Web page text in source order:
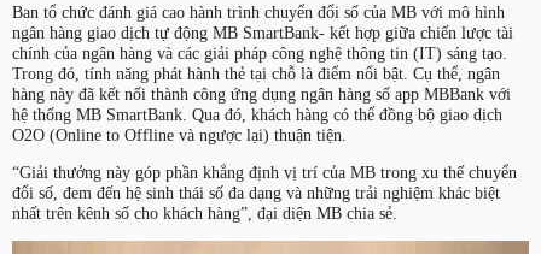
Ban tổ chức đánh giá cao hành trình chuyển đổi số của MB với mô hình
ngân hàng giao dịch tự động MB SmartBank- kết hợp giữa chiến lược tài
chính của ngân hàng và các giải pháp công nghệ thông tin (IT) sáng tạo.
Trong đó, tính năng phát hành thẻ tại chỗ là điểm nổi bật. Cụ thể, ngân
hàng này đã kết nối thành công ứng dụng ngân hàng số app MBBank với
hệ thống MB SmartBank. Qua đó, khách hàng có thể đồng bộ giao dịch
O2O (Online to Offline và ngược lại) thuận tiện.
“Giải thưởng này góp phần khẳng định vị trí của MB trong xu thế chuyển
đổi số, đem đến hệ sinh thái số đa dạng và những trải nghiệm khác biệt
nhất trên kênh số cho khách hàng”, đại diện MB chia sẻ.